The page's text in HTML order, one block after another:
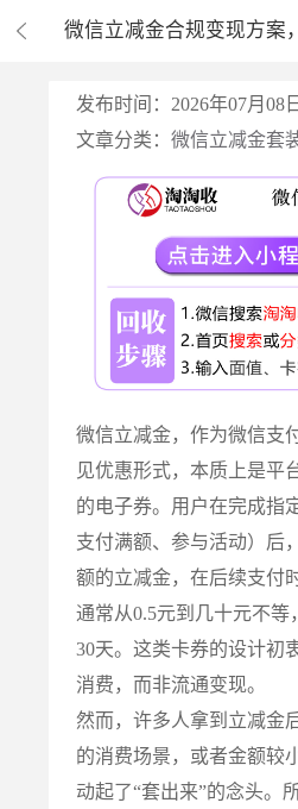
微信立减金合规变现方案
发布时间：2026年07月08日
文章分类：微信立减金套
微信立减金，作为微信支
见优惠形式，本质上是平
的电子券。用户在完成指
支付满额、参与活动）后
额的立减金，在后续支付
通常从0.5元到几十元不等
30天。这类卡券的设计初
消费，而非流通变现。
然而，许多人拿到立减金
的消费场景，或者金额较
动起了“套出来”的念头。